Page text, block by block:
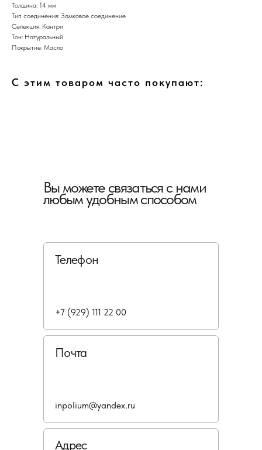
Толщина: 14 мм
Тип соединения: Замковое соединение
Селекция: Кантри
Тон: Натуральный
Покрытие: Масло
С этим товаром часто покупают:
Вы можете связаться с нами
любым удобным способом
Телефон
Почта
Адрес
+7 (929) 111 22 00
inpolium@yandex.ru